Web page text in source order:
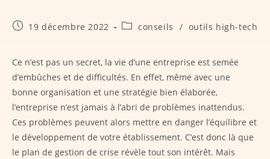
Publication
19 décembre 2022
Postconseils / outils high-tech
Ce n’est pas un secret, la vie d’une entreprise est semée
d’embûches et de difficultés. En effet, même avec une
bonne organisation et une stratégie bien élaborée,
l’entreprise n’est jamais à l’abri de problèmes inattendus.
Ces problèmes peuvent alors mettre en danger l’équilibre et
le développement de votre établissement. C’est donc là que
le plan de gestion de crise révèle tout son intérêt. Mais